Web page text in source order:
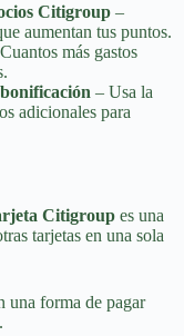
Citigroup –
aumentan tus puntos.
más gastos
– Usa la
adicionales para
Citigroup es una
tarjetas en una sola
una forma de pagar